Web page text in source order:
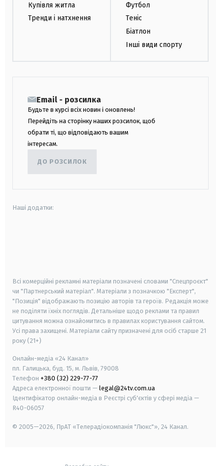
Купівля житла
Тренди і натхнення
Футбол
Теніс
Біатлон
Інші види спорту
Email - розсилка
Будьте в курсі всіх новин і оновлень!
Перейдіть на сторінку наших розсилок, щоб
обрати ті, що відповідають вашим
інтересам.
ДО РОЗСИЛОК
Наші додатки:
Всі комерційні рекламні матеріали позначені словами "Спецпроєкт"
чи "Партнерський матеріал". Матеріали з позначкою "Експерт",
"Позиція" відображають позицію авторів та героїв. Редакція може
не поділяти їхніх поглядів. Детальніше щодо реклами та правил
цитування можна ознайомитись в правилах користування сайтом.
Усі права захищені. Матеріали сайту призначені для осіб старше 21
року (21+)
Онлайн-медіа «24 Канал»
пл. Галицька, буд. 15, м. Львів, 79008
Телефон +380 (32) 229-77-77
Адреса електронної пошти — legal@24tv.com.ua
Ідентифікатор онлайн-медіа в Реєстрі суб'єктів у сфері медіа —
R40-06057
© 2005—2026, ПрАТ «Телерадіокомпанія "Люкс"», 24 Канал.